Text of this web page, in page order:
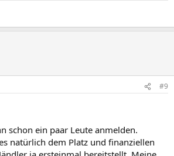
#9
schon ein paar Leute anmelden.
natürlich dem Platz und finanziellen